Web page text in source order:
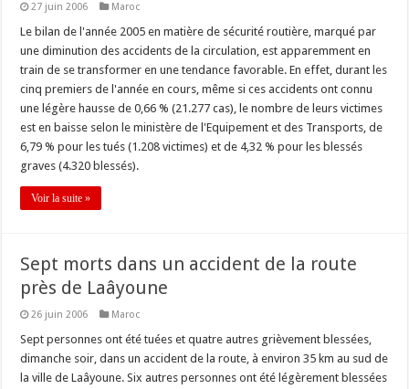
27 juin 2006 Maroc
Le bilan de l'année 2005 en matière de sécurité routière, marqué par
une diminution des accidents de la circulation, est apparemment en
train de se transformer en une tendance favorable. En effet, durant les
cinq premiers de l'année en cours, même si ces accidents ont connu
une légère hausse de 0,66 % (21.277 cas), le nombre de leurs victimes
est en baisse selon le ministère de l'Equipement et des Transports, de
6,79 % pour les tués (1.208 victimes) et de 4,32 % pour les blessés
graves (4.320 blessés).
Voir la suite »
Sept morts dans un accident de la route
près de Laâyoune
26 juin 2006 Maroc
Sept personnes ont été tuées et quatre autres grièvement blessées,
dimanche soir, dans un accident de la route, à environ 35 km au sud de
la ville de Laâyoune. Six autres personnes ont été légèrement blessées